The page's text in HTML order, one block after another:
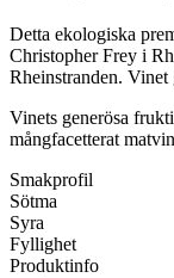
Detta ekologiska
Christopher Frey i
Rheinstranden.
Vinets generösa
mångfacetterat
Smakprofil
Sötma
Syra
Fyllighet
Produktinfo